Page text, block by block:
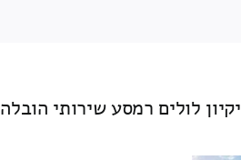
לולים רמסע שירותי הובלה